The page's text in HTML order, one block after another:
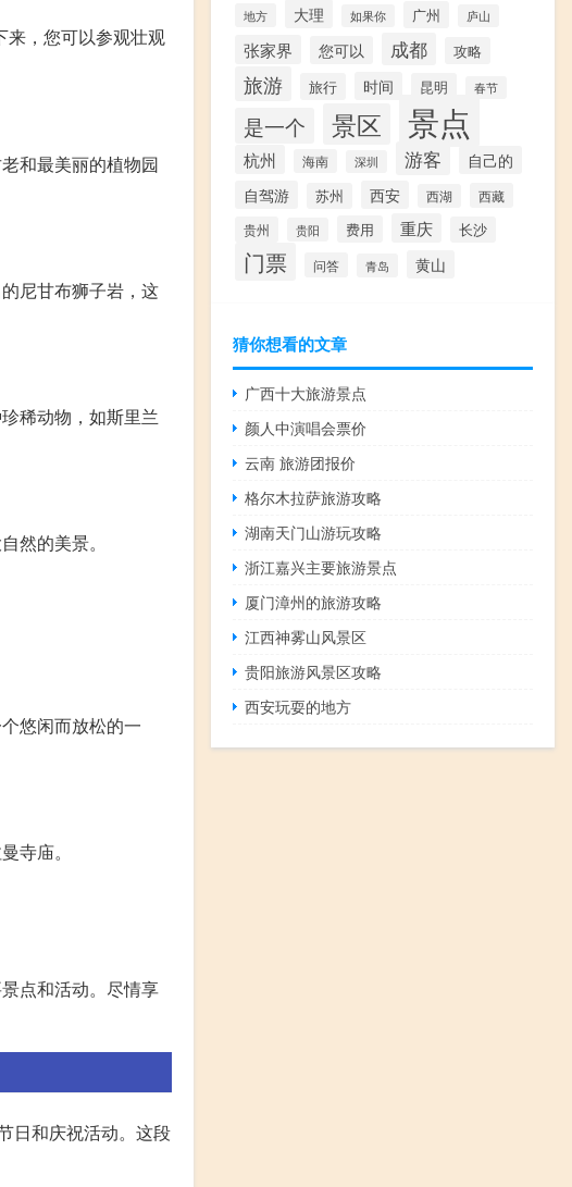
来，您可以参观壮观
和最美丽的植物园
尼甘布狮子岩，这
稀动物，如斯里兰
然的美景。
悠闲而放松的一
寺庙。
点和活动。尽情享
日和庆祝活动。这段
地方 大理 如果你 广州 庐山
张家界 您可以 成都 攻略
旅游 旅行 时间 昆明 春节
是一个 景区 景点
杭州 海南 深圳 游客
自己的
自驾游
苏州 西安 西湖 西藏
贵州 贵阳 费用 重庆 长沙
门票 问答 青岛 黄山
猜你想看的文章
广西十大旅游景点
颜人中演唱会票价
云南 旅游团报价
格尔木拉萨旅游攻略
湖南天门山游玩攻略
浙江嘉兴主要旅游景点
厦门漳州的旅游攻略
江西神雾山风景区
贵阳旅游风景区攻略
西安玩耍的地方